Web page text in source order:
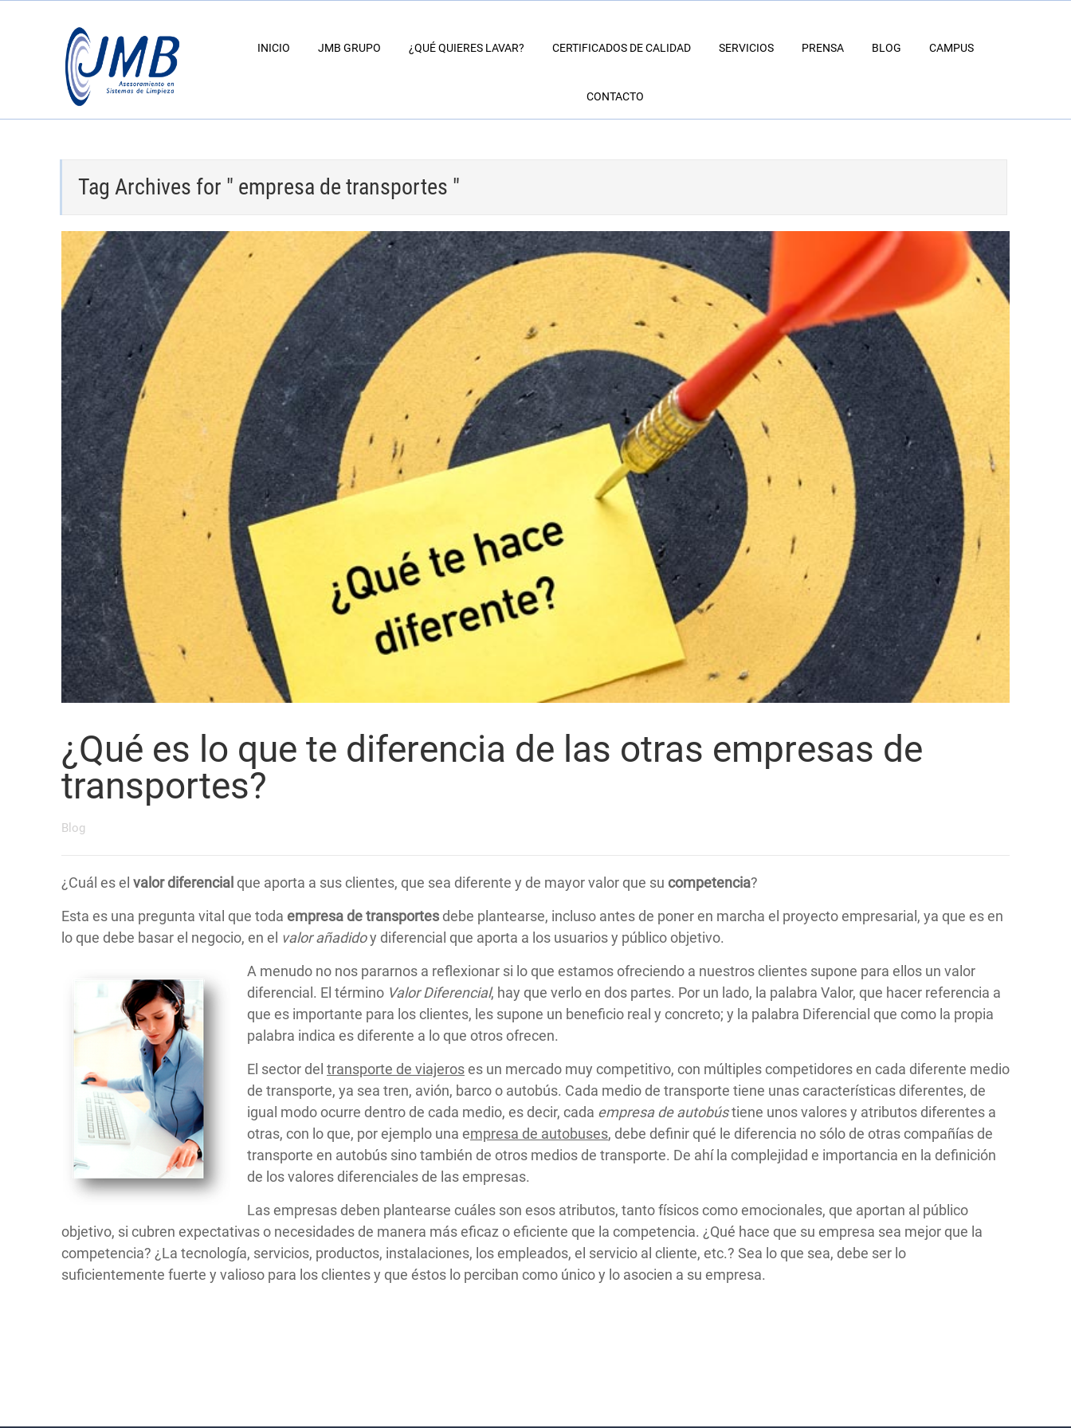
INICIO JMB GRUPO ¿QUÉ QUIERES LAVAR? CERTIFICADOS DE CALIDAD SERVICIOS PRENSA BLOG CAMPUS
CONTACTO
Tag Archives for " empresa de transportes "
¿Qué es lo que te diferencia de las otras empresas de
transportes?
Blog
¿Cuál es el valor diferencial que aporta a sus clientes, que sea diferente y de mayor valor que su competencia?
Esta es una pregunta vital que toda empresa de transportes debe plantearse, incluso antes de poner en marcha el proyecto empresarial, ya que es en
lo que debe basar el negocio, en el valor añadidoy diferencial que aporta a los usuarios y público objetivo.
A menudo no nos pararnos a reflexionar si lo que estamos ofreciendo a nuestros clientes supone para ellos un valor
diferencial. El término Valor Diferencial, hay que verlo en dos partes. Por un lado, la palabra Valor, que hacer referencia a
que es importante para los clientes, les supone un beneficio real y concreto; y la palabra Diferencial que como la propia
palabra indica es diferente a lo que otros ofrecen.
El sector del transporte de viajeroses un mercado muy competitivo, con múltiples competidores en cada diferente medio
de transporte, ya sea tren, avión, barco o autobús. Cada medio de transporte tiene unas características diferentes, de
igual modo ocurre dentro de cada medio, es decir, cada empresa de autobústiene unos valores y atributos diferentes a
otras, con lo que, por ejemplo una empresa de autobuses, debe definir qué le diferencia no sólo de otras compañías de
transporte en autobús sino también de otros medios de transporte. De ahí la complejidad e importancia en la definición
de los valores diferenciales de las empresas.
Las empresas deben plantearse cuáles son esos atributos, tanto físicos como emocionales, que aportan al público
objetivo, si cubren expectativas o necesidades de manera más eficaz o eficiente que la competencia. ¿Qué hace que su empresa sea mejor que la
competencia? ¿La tecnología, servicios, productos, instalaciones, los empleados, el servicio al cliente, etc.? Sea lo que sea, debe ser lo
suficientemente fuerte y valioso para los clientes y que éstos lo perciban como único y lo asocien a su empresa.